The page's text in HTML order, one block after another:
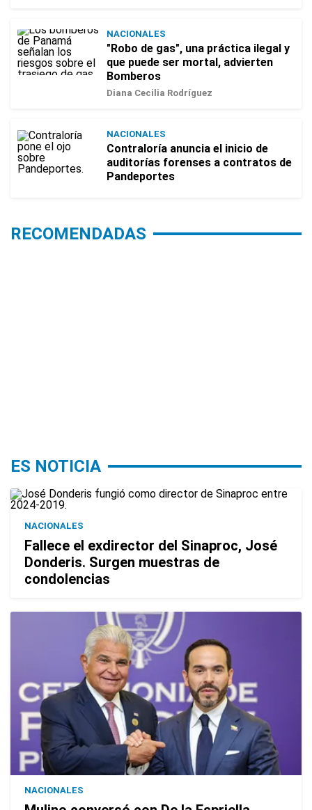
NACIONALES
"Robo de gas", una práctica ilegal y
que puede ser mortal, advierten
Bomberos
Diana Cecilia Rodríguez
NACIONALES
Contraloría anuncia el inicio de
auditorías forenses a contratos de
Pandeportes
RECOMENDADAS
ES NOTICIA
NACIONALES
Fallece el exdirector del Sinaproc, José
Donderis. Surgen muestras de
condolencias
NACIONALES